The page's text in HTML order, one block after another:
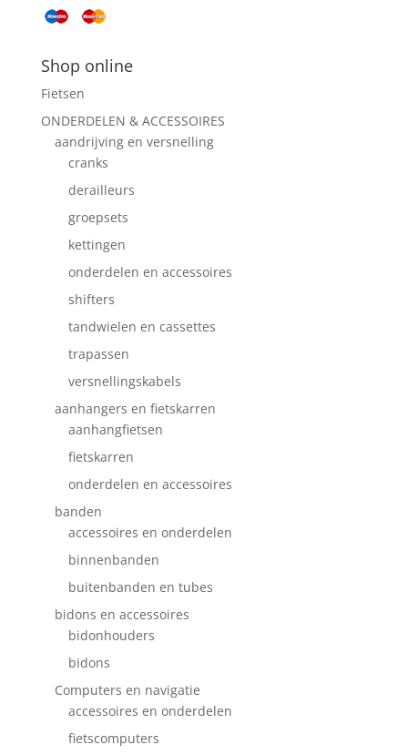
Shop online
Fietsen
ONDERDELEN & ACCESSOIRES
aandrijving en versnelling
cranks
derailleurs
groepsets
kettingen
onderdelen en accessoires
shifters
tandwielen en cassettes
trapassen
versnellingskabels
aanhangers en fietskarren
aanhangfietsen
fietskarren
onderdelen en accessoires
banden
accessoires en onderdelen
binnenbanden
buitenbanden en tubes
bidons en accessoires
bidonhouders
bidons
Computers en navigatie
accessoires en onderdelen
fietscomputers